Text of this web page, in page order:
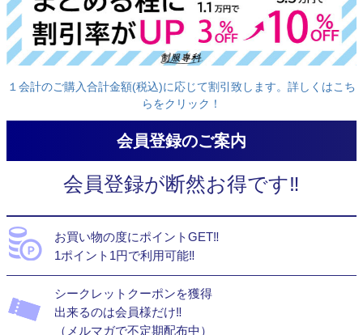
１会計のご購入合計金額(税込)に応じて割引致します。詳しくはこち
らをクリック！
会員登録のご案内
会員登録が断然お得です‼
お買い物の度にポイントGET‼
1ポイント1円で利用可能‼
シークレットクーポンを獲得
出来るのは会員様だけ‼
（メルマガで不定期配布中）